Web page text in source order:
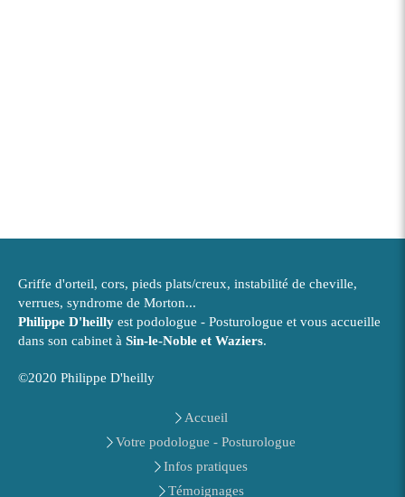
Griffe d'orteil, cors, pieds plats/creux, instabilité de cheville,
verrues, syndrome de Morton...
Philippe D'heilly est podologue - Posturologue et vous accueille
dans son cabinet à Sin-le-Noble et Waziers.
©2020 Philippe D'heilly
Accueil
Votre podologue - Posturologue
Infos pratiques
Témoignages